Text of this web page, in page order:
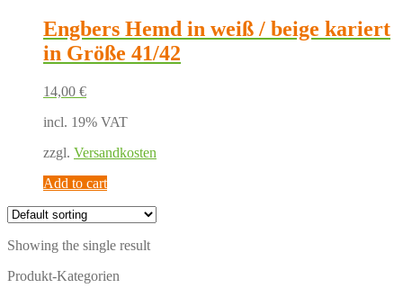
Engbers Hemd in weiß / beige kariert
in Größe 41/42
14,00 €
incl. 19% VAT
zzgl. Versandkosten
Add to cart
Showing the single result
Produkt-Kategorien